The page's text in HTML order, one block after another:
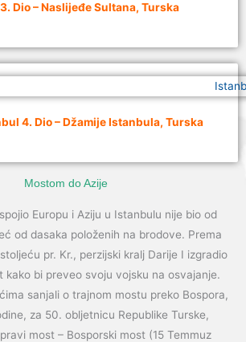
Dio – Naslijeđe Sultana, Turska
4. Dio – Džamije Istanbula, Turska
Mostom do Azije
Europu i Aziju u Istanbulu nije bio od
od dasaka položenih na brodove. Prema
pr. Kr., perzijski kralj Darije I izgradio
kako bi preveo svoju vojsku na osvajanje.
sanjali o trajnom mostu preko Bospora,
za 50. obljetnicu Republike Turske,
most – Bosporski most (15 Temmuz